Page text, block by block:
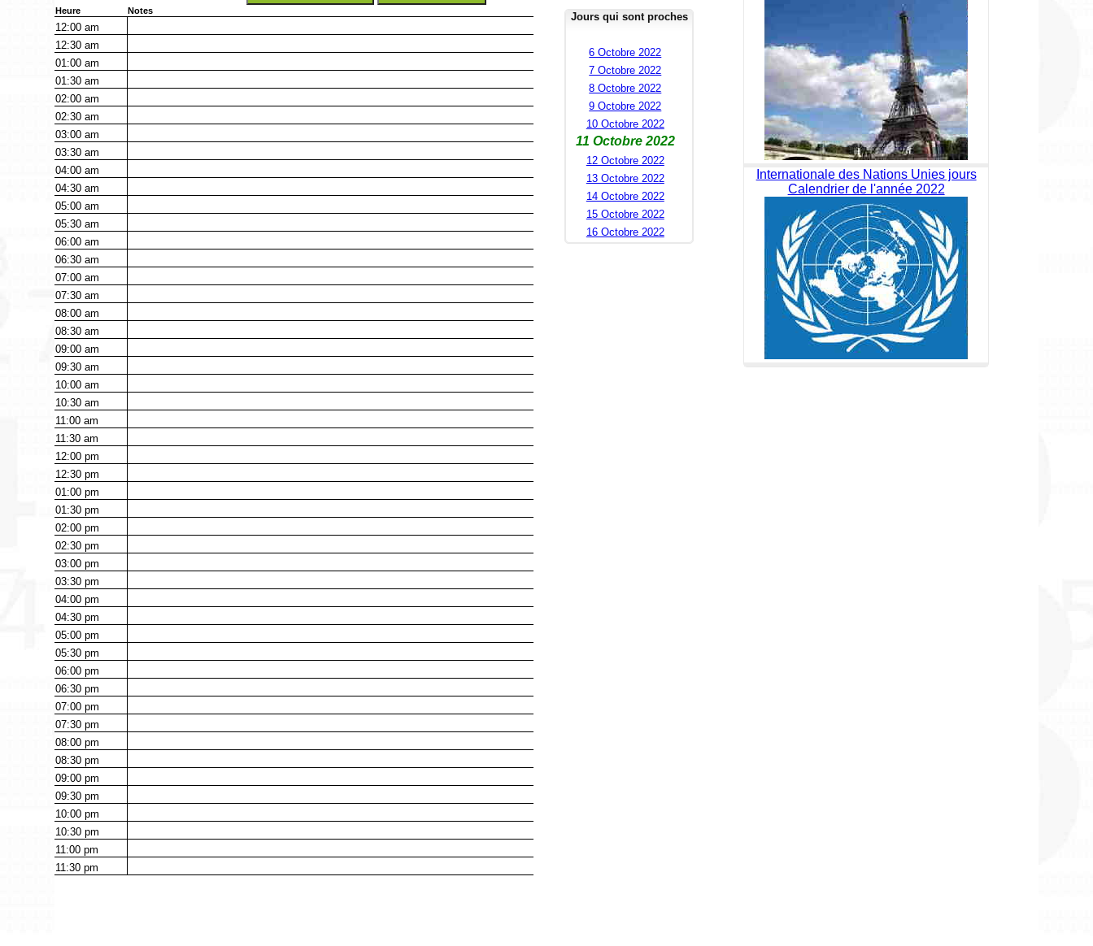
Heure Notes
12:00am
12:30am
01:00am
01:30am
02:00am
02:30am
03:00am
03:30am
04:00am
04:30am
05:00am
05:30am
06:00am
06:30am
07:00am
07:30am
08:00am
08:30am
09:00am
09:30am
10:00am
10:30am
11:00am
11:30am
12:00pm
12:30pm
01:00pm
01:30pm
02:00pm
02:30pm
03:00pm
03:30pm
04:00pm
04:30pm
05:00pm
05:30pm
06:00pm
06:30pm
07:00pm
07:30pm
08:00pm
08:30pm
09:00pm
09:30pm
10:00pm
10:30pm
11:00pm
11:30pm
Jours qui sont proches
6 Octobre 2022
7 Octobre 2022
8 Octobre 2022
9 Octobre 2022
10 Octobre 2022
11 Octobre 2022
12 Octobre 2022
13 Octobre 2022
14 Octobre 2022
15 Octobre 2022
16 Octobre 2022
Internationale des Nations Unies jours
Calendrier de l'année 2022